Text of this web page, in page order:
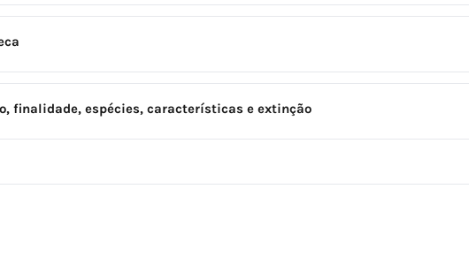
finalidade, espécies, características e extinção